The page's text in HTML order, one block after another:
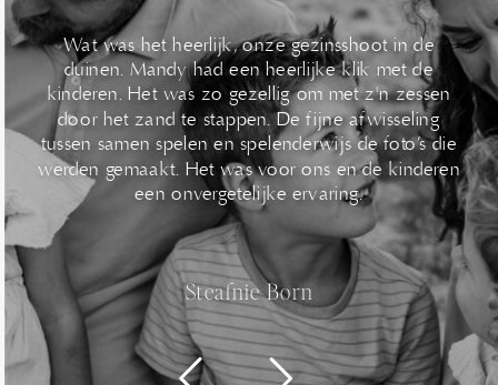
Wat was het heerlijk, onze gezinsshoot in de
duinen. Mandy had een heerlijke klik met de
kinderen. Het was zo gezellig om met z'n zessen
door het zand te stappen. De fijne afwisseling
tussen samen spelen en spelenderwijs de foto’s die
werden gemaakt. Het was voor ons en de kinderen
een onvergetelijke ervaring.
Steafnie Born